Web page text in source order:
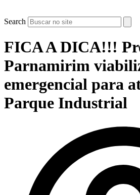
Search
FICA A DICA!!!
Parnamirim
emergencial para
Parque Industrial